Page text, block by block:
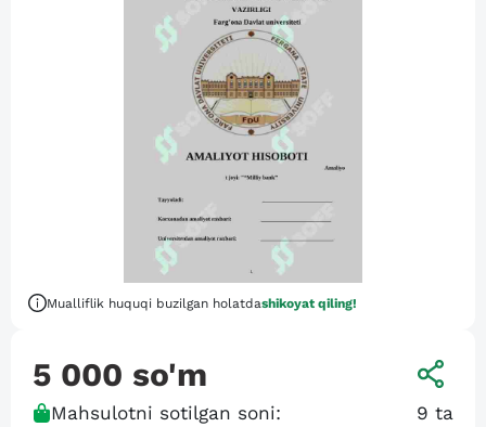
Mualliflik huquqi buzilgan holatdashikoyat qiling!
5 000 so'm
Mahsulotni sotilgan soni: 9 ta